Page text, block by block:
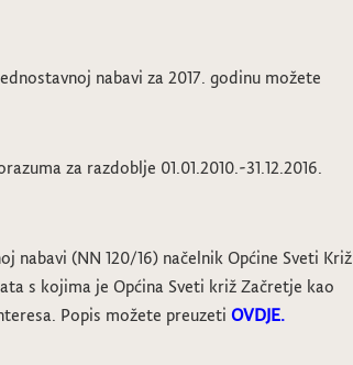
nabavi za 2017. godinu možete
za razdoblje 01.01.2010.-31.12.2016.
nabavi (NN 120/16) načelnik Općine Sveti Križ
s kojima je Općina Sveti križ Začretje kao
Popis možete preuzeti OVDJE.